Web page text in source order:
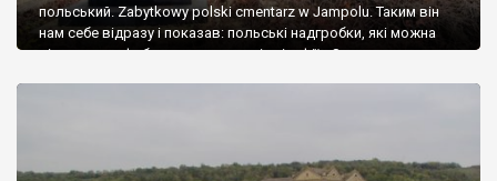
польський. Zabytkowy polski cmentarz w Jampolu. Таким він
нам себе відразу і показав: польські надгробки, які можна
віднести до фабричних, польські епітафії… Загалом цвинтар